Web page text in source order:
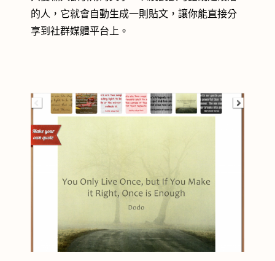
的人，它就會自動生成一則貼文，讓你能直接分
享到社群媒體平台上。